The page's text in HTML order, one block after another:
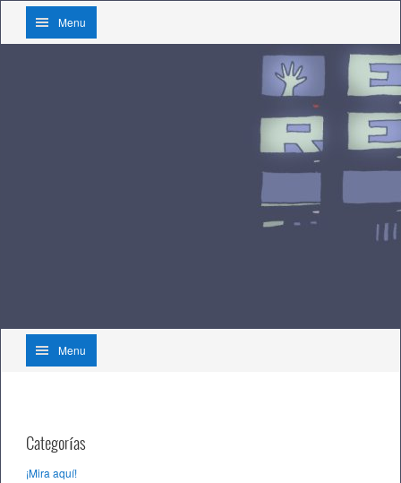
Menu
Menu
Categorías
¡Mira aquí!